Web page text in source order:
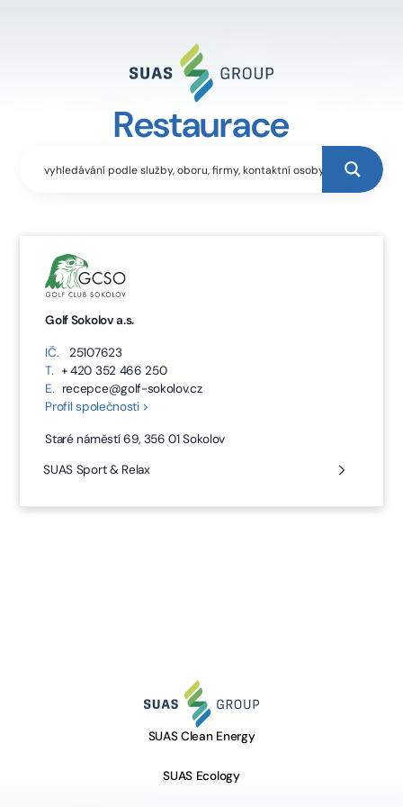
Restaurace
Golf Sokolov a.s.
IČ.
25107623
T. + 420 352 466 250
E. recepce@golf-sokolov.cz
Profil společnosti >
Staré náměstí 69, 356 01 Sokolov
SUAS Sport & Relax
SUAS Clean Energy
SUAS Ecology